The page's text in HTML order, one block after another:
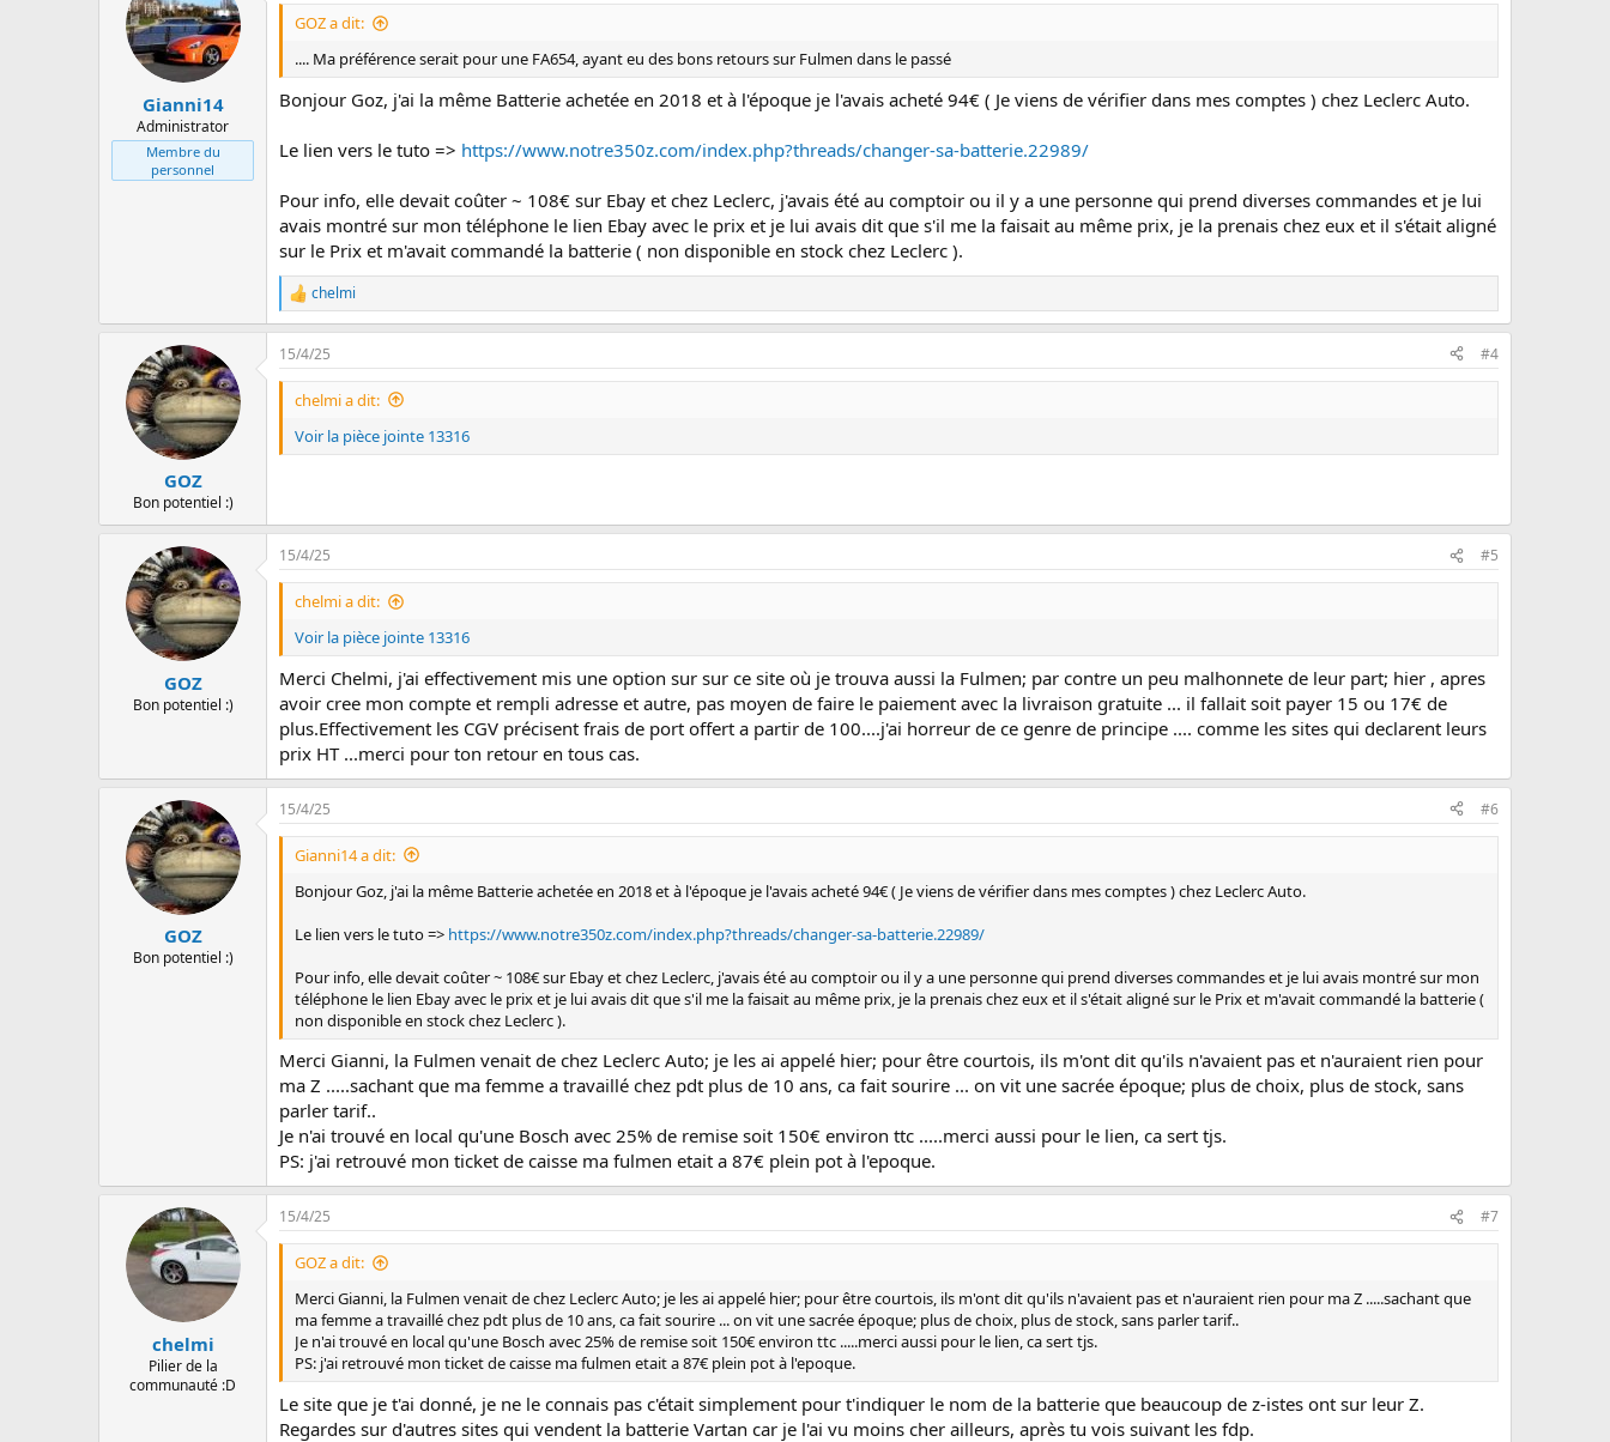
a
i
o
:
Gianni14
Administrator
Membre du
personnel
GOZ a dit:
.... Ma préférence serait pour une FA654, ayant eu des bons retours sur Fulmen dans le passé
Bonjour Goz, j'ai la même Batterie achetée en 2018 et à l'époque je l'avais acheté 94€ ( Je viens de vérifier dans mes comptes ) chez Leclerc Auto.
Le lien vers le tuto => https://www.notre350z.com/index.php?threads/changer-sa-batterie.22989/
Pour info, elle devait coûter ~ 108€ sur Ebay et chez Leclerc, j'avais été au comptoir ou il y a une personne qui prend diverses commandes et je lui
avais montré sur mon téléphone le lien Ebay avec le prix et je lui avais dit que s'il me la faisait au même prix, je la prenais chez eux et il s'était aligné
sur le Prix et m'avait commandé la batterie ( non disponible en stock chez Leclerc ).
L
e
s
r
é
a
i
:
chelmi
GOZ
Bon potentiel :)
15/4/25 #4
chelmi a dit:
Voir la pièce jointe 13316
GOZ
Bon potentiel :)
15/4/25 #5
chelmi a dit:
Voir la pièce jointe 13316
Merci Chelmi, j'ai effectivement mis une option sur sur ce site où je trouva aussi la Fulmen; par contre un peu malhonnete de leur part; hier , apres
avoir cree mon compte et rempli adresse et autre, pas moyen de faire le paiement avec la livraison gratuite ... il fallait soit payer 15 ou 17€ de
plus.Effectivement les CGV précisent frais de port offert a partir de 100....j'ai horreur de ce genre de principe .... comme les sites qui declarent leurs
prix HT ...merci pour ton retour en tous cas.
GOZ
Bon potentiel :)
15/4/25 #6
Gianni14 a dit:
Bonjour Goz, j'ai la même Batterie achetée en 2018 et à l'époque je l'avais acheté 94€ ( Je viens de vérifier dans mes comptes ) chez Leclerc Auto.
Le lien vers le tuto => https://www.notre350z.com/index.php?threads/changer-sa-batterie.22989/
Pour info, elle devait coûter ~ 108€ sur Ebay et chez Leclerc, j'avais été au comptoir ou il y a une personne qui prend diverses commandes et je lui avais montré sur mon
téléphone le lien Ebay avec le prix et je lui avais dit que s'il me la faisait au même prix, je la prenais chez eux et il s'était aligné sur le Prix et m'avait commandé la batterie (
non disponible en stock chez Leclerc ).
Merci Gianni, la Fulmen venait de chez Leclerc Auto; je les ai appelé hier; pour être courtois, ils m'ont dit qu'ils n'avaient pas et n'auraient rien pour
ma Z .....sachant que ma femme a travaillé chez pdt plus de 10 ans, ca fait sourire ... on vit une sacrée époque; plus de choix, plus de stock, sans
parler tarif..
Je n'ai trouvé en local qu'une Bosch avec 25% de remise soit 150€ environ ttc .....merci aussi pour le lien, ca sert tjs.
PS: j'ai retrouvé mon ticket de caisse ma fulmen etait a 87€ plein pot à l'epoque.
chelmi
Pilier de la
communauté :D
15/4/25 #7
GOZ a dit:
Merci Gianni, la Fulmen venait de chez Leclerc Auto; je les ai appelé hier; pour être courtois, ils m'ont dit qu'ils n'avaient pas et n'auraient rien pour ma Z .....sachant que
ma femme a travaillé chez pdt plus de 10 ans, ca fait sourire ... on vit une sacrée époque; plus de choix, plus de stock, sans parler tarif..
Je n'ai trouvé en local qu'une Bosch avec 25% de remise soit 150€ environ ttc .....merci aussi pour le lien, ca sert tjs.
PS: j'ai retrouvé mon ticket de caisse ma fulmen etait a 87€ plein pot à l'epoque.
Le site que je t'ai donné, je ne le connais pas c'était simplement pour t'indiquer le nom de la batterie que beaucoup de z-istes ont sur leur Z.
Regardes sur d'autres sites qui vendent la batterie Vartan car je l'ai vu moins cher ailleurs, après tu vois suivant les fdp.